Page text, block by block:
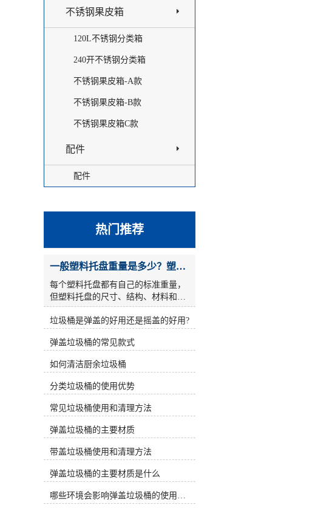
不锈钢果皮箱
120L不锈钢分类箱
240开不锈钢分类箱
不锈钢果皮箱-A款
不锈钢果皮箱-B款
不锈钢果皮箱C款
配件
配件
热门推荐
一般塑料托盘重量是多少？塑料托盘自重是否影响质量？
每个塑料托盘都有自己的标准重量，
但塑料托盘的尺寸、结构、材料和湿
度可能不同，不同塑料托盘制造商生
产的同一托盘的重量也不同。那么，
托盘的重量是否会影响塑料托盘的质
量？ 塑料托盘的标准重量 塑料托盘
分为轻型、标准型和重型三种类型。
这三种类型的划分是根据塑料托盘的
载荷重量来确定的。同时，载荷重量
越重，托盘本身的重量就越重。一般
来说，轻塑料托盘的重量为6-10kg，
形状主要为九角形。中型塑料托盘的
四川和田野。重塑料托盘超过20kg，
一般为双面。 值得一提的是，制造商
在生产塑料托盘时存在一定的重量误
差。塑料托盘的误差是正常的，但这
种误差也有一定的标准，差异不是正
垃圾桶是弹盖的好用还是摇盖的好用?
弹盖垃圾桶的常见款式
如何清洁厨余垃圾桶
分类垃圾桶的使用优势
常见垃圾桶使用和清理方法
弹盖垃圾桶的主要材质
带盖垃圾桶使用和清理方法
弹盖垃圾桶的主要材质是什么
哪些环境会影响弹盖垃圾桶的使用寿命